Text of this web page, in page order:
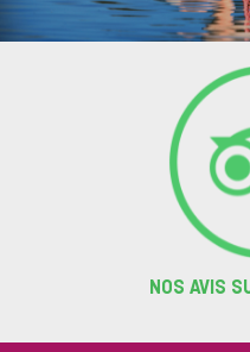
NOS AVIS